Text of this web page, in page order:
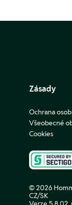
Zásady
Ochrana
Všeobecné
Cookies
© 2026
CZ/SK